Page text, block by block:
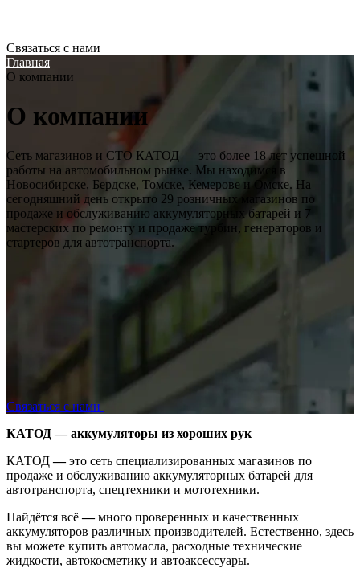
Связаться с нами
Главная
О компании
О компании
Сеть магазинов и СТО КАТОД — это более 18 лет успешной
работы на автомобильном рынке. Мы находимся в
Новосибирске, Бердске, Томске, Кемерове и Омске. На
сегодняшний день открыто 29 розничных магазинов по
продаже и обслуживанию аккумуляторных батарей и 7
мастерских по ремонту и продаже турбин, генераторов и
стартеров для автотранспорта.
Связаться с нами
КАТОД — аккумуляторы из хороших рук
КАТОД—это сеть специализированных магазинов по
продаже и обслуживанию аккумуляторных батарей для
автотранспорта, спецтехники и мототехники.
Найдётся всё—много проверенных и качественных
аккумуляторов различных производителей. Естественно, здесь
вы можете купить автомасла, расходные технические
жидкости, автокосметику и автоаксессуары.